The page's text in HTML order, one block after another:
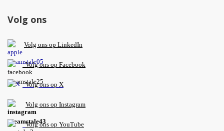
Volg ons
Volg ons op LinkedIn
Volg ons op Facebook
Volg ons op X
Volg ons op Instagram
Volgons op YouTube